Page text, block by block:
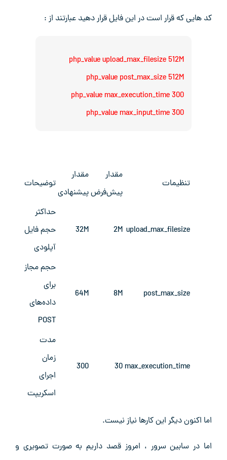
کد هایی که قرار است در این فایل قرار دهید عبارتند از :
php_value upload_max_filesize 512M
php_value post_max_size 512M
php_value max_execution_time 300
php_value max_input_time 300
تنظیمات
مقدار
پیش‌فرض
مقدار
پیشنهادی
توضیحات
upload_max_filesize
2M
32M
حداکثر
حجم فایل
آپلودی
post_max_size
8M
64M
حجم مجاز
برای
داده‌های
POST
max_execution_time
30
300
مدت
زمان
اجرای
اسکریپت
اما اکنون دیگر این کارها نیاز نیست.
اما در سابین سرور ، امروز قصد داریم به صورت تصویری و